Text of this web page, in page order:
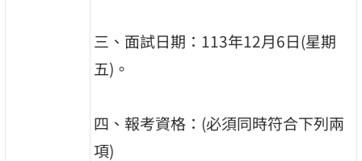
三、面試日期：113年12月6日(星期
五)。
四、報考資格：(必須同時符合下列兩
項)